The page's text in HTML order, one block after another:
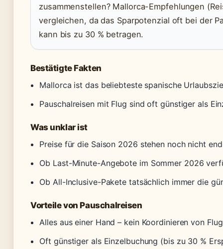
zusammenstellen? Mallorca-Empfehlungen
vergleichen, da das Sparpotenzial oft bei der
kann bis zu 30 % betragen.
Bestätigte Fakten
Mallorca ist das beliebteste spanische
Pauschalreisen mit Flug sind oft günstiger als
Was unklar ist
Preise für die Saison 2026 stehen noch nicht
Ob Last-Minute-Angebote im Sommer 2026
Ob All-Inclusive-Pakete tatsächlich immer die
Vorteile von Pauschalreisen
Alles aus einer Hand – kein Koordinieren von
Oft günstiger als Einzelbuchung (bis zu 30 %